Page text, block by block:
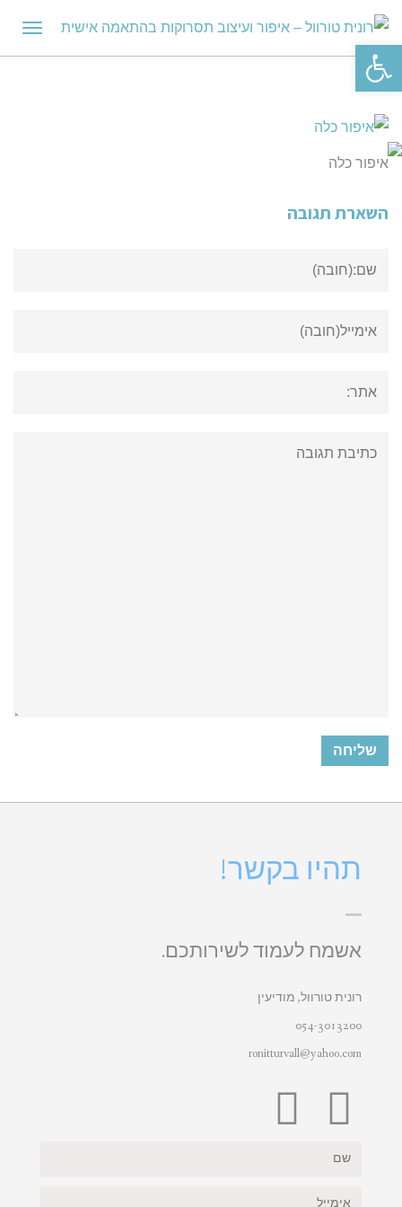
איפור כלה
השארת תגובה
תהיו בקשר!
אשמח לעמוד לשירותכם.
רונית טורוול, מודיעין
054-3013200
ronitturvall@yahoo.com
פתח סרגל נגישות